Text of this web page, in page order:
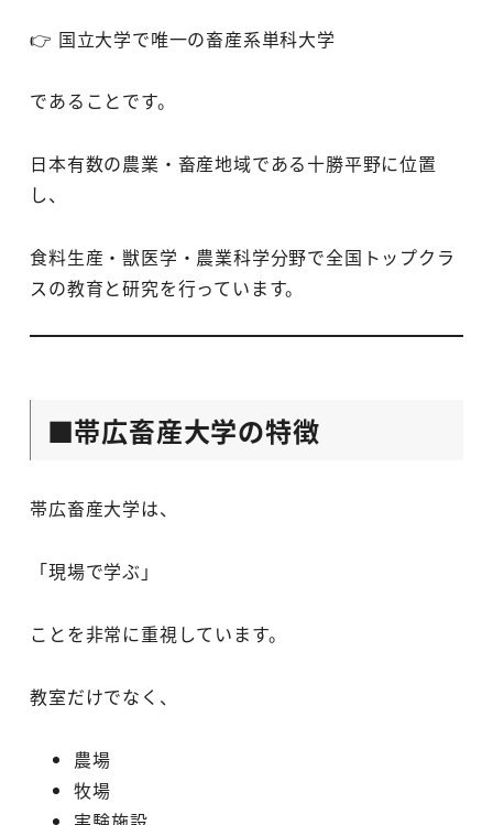
👉 国立大学で唯一の畜産系単科大学
であることです。
日本有数の農業・畜産地域である十勝平野に位置
し、
食料生産・獣医学・農業科学分野で全国トップクラ
スの教育と研究を行っています。
■帯広畜産大学の特徴
帯広畜産大学は、
「現場で学ぶ」
ことを非常に重視しています。
教室だけでなく、
農場
牧場